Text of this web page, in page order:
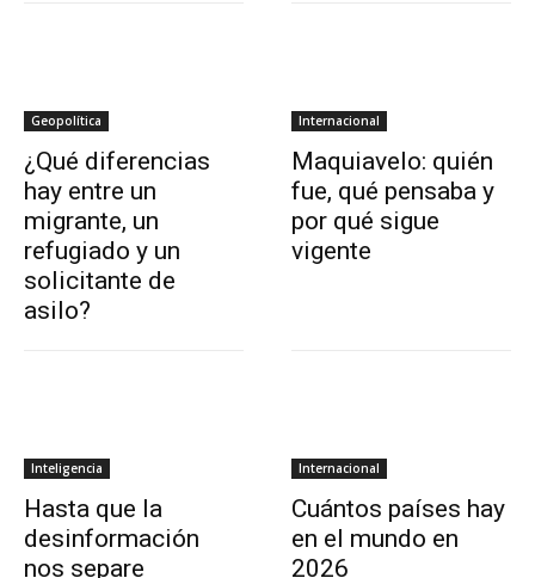
Geopolítica
¿Qué diferencias
hay entre un
migrante, un
refugiado y un
solicitante de
asilo?
Internacional
Maquiavelo: quién
fue, qué pensaba y
por qué sigue
vigente
Inteligencia
Hasta que la
desinformación
nos separe
Internacional
Cuántos países hay
en el mundo en
2026